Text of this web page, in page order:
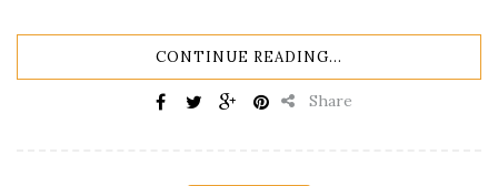
CONTINUE READING...
Share